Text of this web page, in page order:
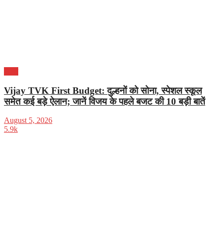
Vijay TVK First Budget: दुल्हनों को सोना, स्पेशल स्कूल
समेत कई बड़े ऐलान; जानें विजय के पहले बजट की 10 बड़ी बातें
August 5, 2026
5.9k